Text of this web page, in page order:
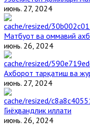
июнь. 27, 2024
Матбуот ва оммавий
июнь. 26, 2024
Ахборот тарқатиш ва
июнь. 27, 2024
Гиёҳвандлик иллати
июнь. 26, 2024